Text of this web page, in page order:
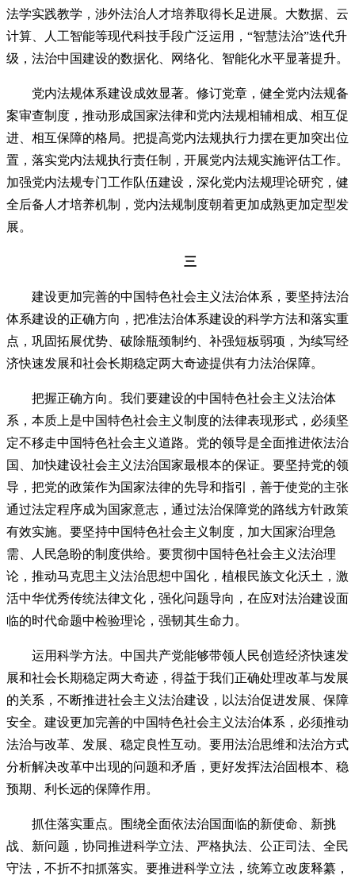
法学实践教学，涉外法治人才培养取得长足进展。大数据、云
计算、人工智能等现代科技手段广泛运用，“智慧法治”迭代升
级，法治中国建设的数据化、网络化、智能化水平显著提升。
党内法规体系建设成效显著。修订党章，健全党内法规备
案审查制度，推动形成国家法律和党内法规相辅相成、相互促
进、相互保障的格局。把提高党内法规执行力摆在更加突出位
置，落实党内法规执行责任制，开展党内法规实施评估工作。
加强党内法规专门工作队伍建设，深化党内法规理论研究，健
全后备人才培养机制，党内法规制度朝着更加成熟更加定型发
展。
三
建设更加完善的中国特色社会主义法治体系，要坚持法治
体系建设的正确方向，把准法治体系建设的科学方法和落实重
点，巩固拓展优势、破除瓶颈制约、补强短板弱项，为续写经
济快速发展和社会长期稳定两大奇迹提供有力法治保障。
把握正确方向。我们要建设的中国特色社会主义法治体
系，本质上是中国特色社会主义制度的法律表现形式，必须坚
定不移走中国特色社会主义道路。党的领导是全面推进依法治
国、加快建设社会主义法治国家最根本的保证。要坚持党的领
导，把党的政策作为国家法律的先导和指引，善于使党的主张
通过法定程序成为国家意志，通过法治保障党的路线方针政策
有效实施。要坚持中国特色社会主义制度，加大国家治理急
需、人民急盼的制度供给。要贯彻中国特色社会主义法治理
论，推动马克思主义法治思想中国化，植根民族文化沃土，激
活中华优秀传统法律文化，强化问题导向，在应对法治建设面
临的时代命题中检验理论，强韧其生命力。
运用科学方法。中国共产党能够带领人民创造经济快速发
展和社会长期稳定两大奇迹，得益于我们正确处理改革与发展
的关系，不断推进社会主义法治建设，以法治促进发展、保障
安全。建设更加完善的中国特色社会主义法治体系，必须推动
法治与改革、发展、稳定良性互动。要用法治思维和法治方式
分析解决改革中出现的问题和矛盾，更好发挥法治固根本、稳
预期、利长远的保障作用。
抓住落实重点。围绕全面依法治国面临的新使命、新挑
战、新问题，协同推进科学立法、严格执法、公正司法、全民
守法，不折不扣抓落实。要推进科学立法，统筹立改废释纂，